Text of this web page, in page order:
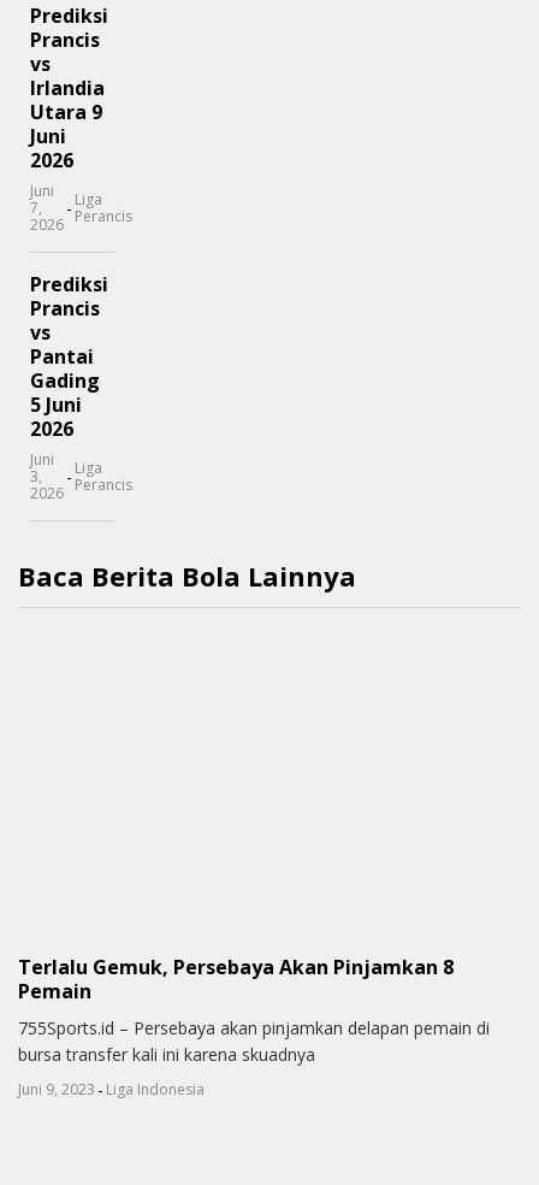
Prediksi
Prancis
vs
Irlandia
Utara 9
Juni
2026
Juni
7,
2026
- Liga
Perancis
Prediksi
Prancis
vs
Pantai
Gading
5 Juni
2026
Juni
3,
2026
- Liga
Perancis
Baca Berita Bola Lainnya
Terlalu Gemuk, Persebaya Akan Pinjamkan 8
Pemain
755Sports.id – Persebaya akan pinjamkan delapan pemain di
bursa transfer kali ini karena skuadnya
Juni 9, 2023 - Liga Indonesia